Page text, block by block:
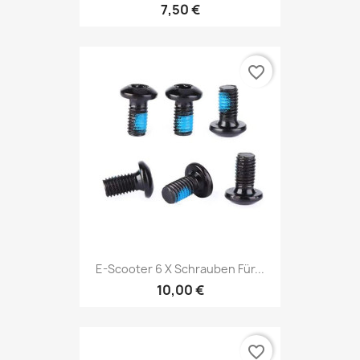
7,50 €
E-Scooter 6 X Schrauben Für...
10,00 €
favorite_border
favorite_border